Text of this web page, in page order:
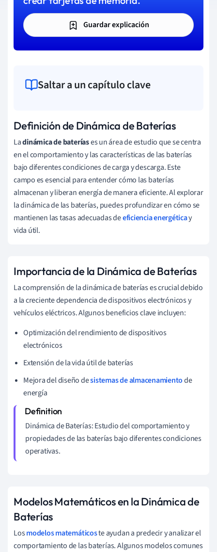
Guardar explicación
Saltar a un capítulo clave
Definición de Dinámica de Baterías
Ladinámica de bateríases un área de estudio que se centra
en el comportamiento y las características de las baterías
bajo diferentes condiciones de carga y descarga. Este
campo es esencial para entender cómo las baterías
almacenan y liberan energía de manera eficiente. Al explorar
la dinámica de las baterías, puedes profundizar en cómo se
mantienen las tasas adecuadas deeficiencia energéticay
vida útil.
Importancia de la Dinámica de Baterías
La comprensión de la dinámica de baterías es crucial debido
a la creciente dependencia de dispositivos electrónicos y
vehículos eléctricos. Algunos beneficios clave incluyen:
Optimización del rendimiento de dispositivos
electrónicos
Extensión de la vida útil de baterías
Mejora del diseño desistemas de almacenamientode
energía
Dinámica de Baterías: Estudio del comportamiento y
propiedades de las baterías bajo diferentes condiciones
operativas.
Modelos Matemáticos en la Dinámica de
Baterías
Losmodelos matemáticoste ayudan a predecir y analizar el
comportamiento de las baterías. Algunos modelos comunes